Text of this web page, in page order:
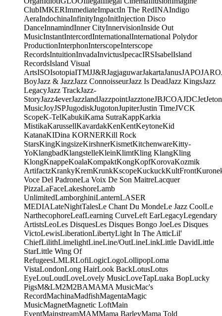
ClubIMKERImmediateImpactIn The RedINAIndigo
AeraIndochinaInfinityIngoInitInjection Disco
DanceInnamindInner CityInnervisionInside Out
MusicInstantIntercordInternationalInternational Polydor
ProductionInterphonInterscopeInterscope
RecordsIntuitionInvadaInvictusIpecacIRSIsabelIsland
RecordsIsland Visual
ArtsISOIsotopiaITMJJ&RJagjaguwarJakartaJanusJAPOJARO
BoyJazz & JazzJazz ConnoisseurJazz Is DeadJazz KingsJazz
LegacyJazz TrackJazz-
StoryJazz4everJazzlandJazzpointJazztoneJBJCOAJDCJetJeton
MusicJoyJSPJugodiskJugotonJupiterJustin TimeJVCK
ScopeK-TelKabukiKama SutraKappKarkia
MistikaKarussellKavardakKenKentKeytoneKid
KatanaKIDina KORNERKill Rock
StarsKingKingsizeKirshnerKismetKitchenwareKitty-
YoKlangbadKlangstelleKleinKlimtKling KlangKling
KlongKnappeKoalaKompaktKongKopfKorovaKozmik
ArtifactzKrankyKremKrunkKscopeKuckuckKultFront
Voce Del PadroneLa Voix De Son MaitreLacquer
PizzaLaFaceLakeshoreLamb
UnlimitedLamborghiniLanternLASER
MEDIALateNightTalesLe Chant Du MondeLe Jazz CoolLe
NarthecophoreLeafLearning CurveLeft EarLegacyLegendary
ArtistsLeoLes DisquesLes Disques Bongo JoeLes Disques
VictoLewisLiberationLibertyLight In The AtticLil'
ChiefLilithLimelightLineLine/OutLineLinkLittle DavidLittle
StarLittle Wing Of
RefugeesLMLRLofiLogicLogoLollipopLoma
VistaLondonLong HairLook BackLotusLotus
EyeLouLoudLoveLovely MusicLoveTapLuaka BopLucky
PigsM&LM2M2BAMAMA MusicMac's
RecordMachinaMadfishMagentaMagic
MusicMagnetMagnetic LoftMain
EventMainstreamMAMMama BarleyMama Told